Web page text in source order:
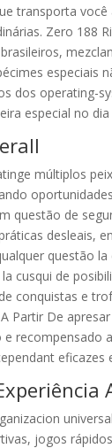
transporta
Zero 188
dos operating-
especial no
múltiplos
questão de
desleais,
questão
cusqui de
conquistas e
Partir De
e recompensado
jogos